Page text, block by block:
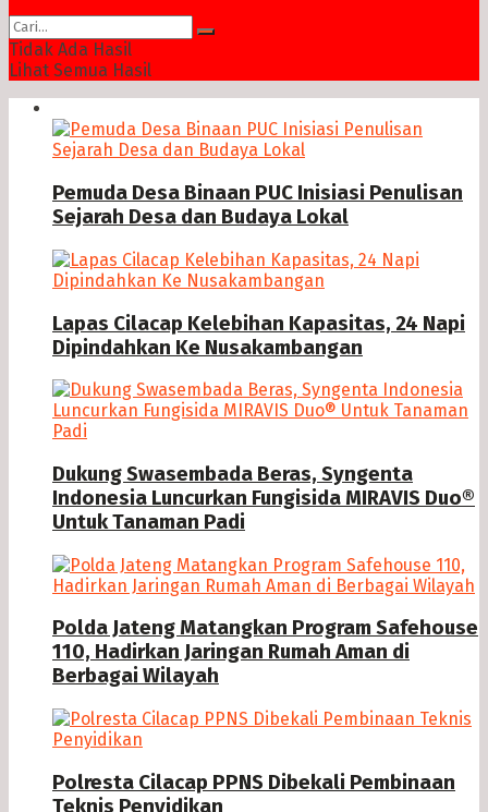
Tidak Ada Hasil
Lihat Semua Hasil
Pemuda Desa Binaan PUC Inisiasi Penulisan
Sejarah Desa dan Budaya Lokal
Lapas Cilacap Kelebihan Kapasitas, 24 Napi
Dipindahkan Ke Nusakambangan
Dukung Swasembada Beras, Syngenta
Indonesia Luncurkan Fungisida MIRAVIS Duo®
Untuk Tanaman Padi
Polda Jateng Matangkan Program Safehouse
110, Hadirkan Jaringan Rumah Aman di
Berbagai Wilayah
Polresta Cilacap PPNS Dibekali Pembinaan
Teknis Penyidikan